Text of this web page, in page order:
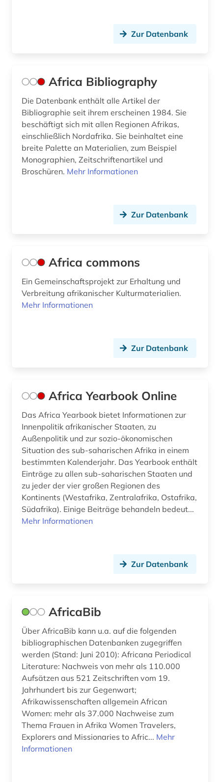
chile (1)
china (4)
christian gottlob (1)
christianisierung (1)
community currency (1)
corpora (1)
côte divoire (1)
demographie (4)
demokratie (1)
deutsche kolonialgesellschaft (1)
deutsches volksliedarchiv (1)
deutschland (9)
deutschsprachige gemeinschaft (1)
dialekt (2)
diaspora (1)
discovery service (1)
diskriminierung (1)
dissertation (2)
dokumentarfilm (9)
dokumentarfilme (1)
dokumentation (2)
drama (2)
Thueringen (1)
Tuerkei (1)
USA (11)
Ukraine (3)
Zur Datenbank
Africa Bibliography
Die Datenbank enthält alle Artikel der
Bibliographie seit ihrem erscheinen 1984. Sie
beschäftigt sich mit allen Regionen Afrikas,
einschließlich Nordafrika. Sie beinhaltet eine
breite Palette an Materialien, zum Beispiel
Monographien, Zeitschriftenartikel und
Broschüren. Mehr Informationen
Zur Datenbank
Africa commons
Ein Gemeinschaftsprojekt zur Erhaltung und
Verbreitung afrikanischer Kulturmaterialien.
Mehr Informationen
Zur Datenbank
Africa Yearbook Online
Das Africa Yearbook bietet Informationen zur
Innenpolitik afrikanischer Staaten, zu
Außenpolitik und zur sozio-ökonomischen
Situation des sub-saharischen Afrika in einem
bestimmten Kalenderjahr. Das Yearbook enthält
Einträge zu allen sub-saharischen Staaten und
zu jeder der vier großen Regionen des
Kontinents (Westafrika, Zentralafrika, Ostafrika,
Südafrika). Einige Beiträge behandeln bedeut...
Mehr Informationen
Zur Datenbank
AfricaBib
Über AfricaBib kann u.a. auf die folgenden
bibliographischen Datenbanken zugegriffen
werden (Stand: Juni 2010): Africana Periodical
Literature: Nachweis von mehr als 110.000
Aufsätzen aus 521 Zeitschriften vom 19.
Jahrhundert bis zur Gegenwart;
Afrikawissenschaften allgemein African
Women: mehr als 37.000 Nachweise zum
Thema Frauen in Afrika Women Travelers,
Explorers and Missionaries to Afric... Mehr
Informationen